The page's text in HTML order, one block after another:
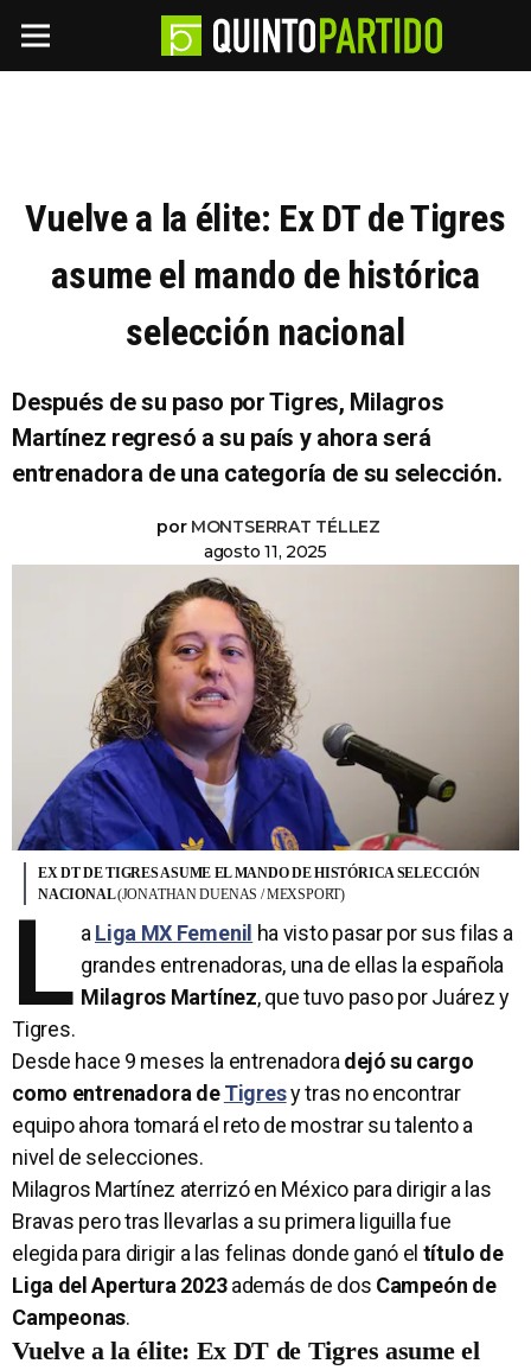
Vuelve a la élite: Ex DT de Tigres
asume el mando de histórica
selección nacional
Después de su paso por Tigres, Milagros
Martínez regresó a su país y ahora será
entrenadora de una categoría de su selección.
por MONTSERRAT TÉLLEZ
agosto 11, 2025
EX DT DE TIGRES ASUME EL MANDO DE HISTÓRICA SELECCIÓN
NACIONAL(JONATHAN DUENAS / MEXSPORT)
L aLiga MX Femenil ha visto pasar por sus filas a
grandes entrenadoras, una de ellas la española
Milagros Martínez, que tuvo paso por Juárez y
Tigres.
Desde hace 9 meses la entrenadoradejó su cargo
como entrenadora deTigresy tras no encontrar
equipo ahora tomará el reto de mostrar su talento a
nivel de selecciones.
Milagros Martínez aterrizó en México para dirigir a las
Bravas pero tras llevarlas a su primera liguilla fue
elegida para dirigir a las felinas donde ganó el título de
Liga del Apertura 2023además de dos Campeón de
Campeonas.
Vuelve a la élite: Ex DT de Tigres asume el